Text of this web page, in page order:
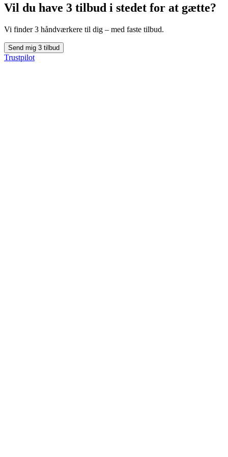
Vil du have 3 tilbud i stedet for at gætte?
Vi finder 3 håndværkere til dig – med faste tilbud.
Send mig 3 tilbud
Trustpilot